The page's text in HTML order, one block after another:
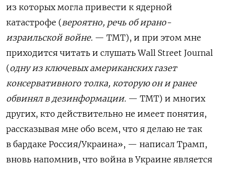
из которых могла привести к ядерной
катастрофе (вероятно, речь об ирано-
израильской войне. — TMT), и при этом мне
приходится читать и слушать Wall Street Journal
(одну из ключевых американских газет
консервативного толка, которую он и ранее
обвинял в дезинформации. — TMT) и многих
других, кто действительно не имеет понятия,
рассказывая мне обо всем, что я делаю не так
в бардаке Россия/Украина», — написал Трамп,
вновь напомнив, что война в Украине является